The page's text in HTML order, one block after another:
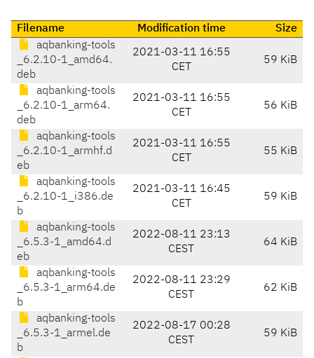
Filename Modification time
Size
aqbanking-tools
_6.2.10-1_amd64.
deb
2021-03-11 16:55
CET
59 KiB
aqbanking-tools
_6.2.10-1_arm64.
deb
2021-03-11 16:55
CET
56 KiB
aqbanking-tools
_6.2.10-1_armhf.d
eb
2021-03-11 16:55
CET
55 KiB
aqbanking-tools
_6.2.10-1_i386.de
b
2021-03-11 16:45
CET
59 KiB
aqbanking-tools
_6.5.3-1_amd64.d
eb
2022-08-11 23:13
CEST
64 KiB
aqbanking-tools
_6.5.3-1_arm64.de
b
2022-08-11 23:29
CEST
62 KiB
aqbanking-tools
_6.5.3-1_armel.de
b
2022-08-17 00:28
CEST
59 KiB